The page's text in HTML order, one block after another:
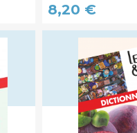
8,20 €